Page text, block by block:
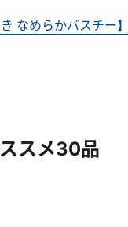
なめらかバスチー】
スメ30品